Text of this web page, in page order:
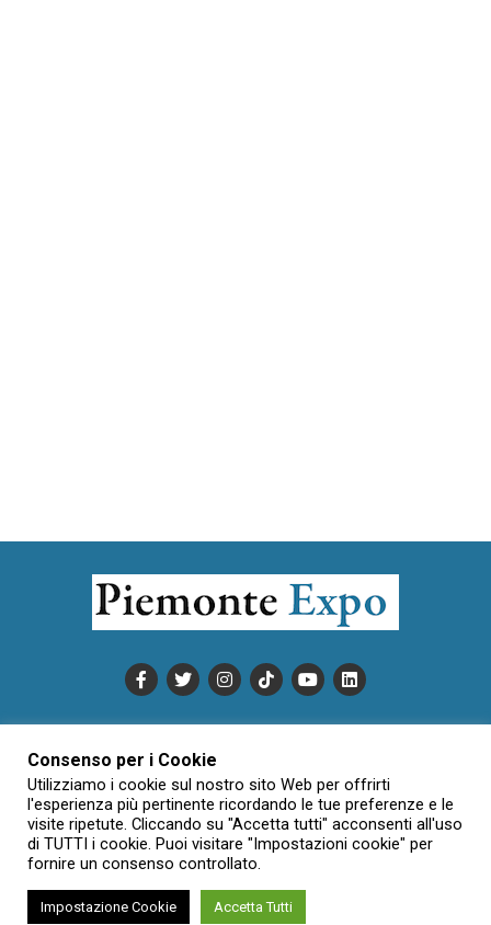
INFORMATIVA SULLA PRIVACY
CONDIZIONI DI UTILIZZO
DATI SOCIETARI
NOVAJO
CREDITS
CONTATTTI
Creative Commons Attribuzione - Non commerciale - Non opere
Consenso per i Cookie
Utilizziamo i cookie sul nostro sito Web per offrirti
l'esperienza più pertinente ricordando le tue preferenze e le
visite ripetute. Cliccando su "Accetta tutti" acconsenti all'uso
di TUTTI i cookie. Puoi visitare "Impostazioni cookie" per
fornire un consenso controllato.
Impostazione Cookie Accetta Tutti